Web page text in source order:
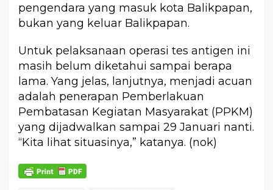
pengendara yang masuk kota Balikpapan,
bukan yang keluar Balikpapan.
Untuk pelaksanaan operasi tes antigen ini
masih belum diketahui sampai berapa
lama. Yang jelas, lanjutnya, menjadi acuan
adalah penerapan Pemberlakuan
Pembatasan Kegiatan Masyarakat (PPKM)
yang dijadwalkan sampai 29 Januari nanti.
“Kita lihat situasinya,” katanya. (nok)